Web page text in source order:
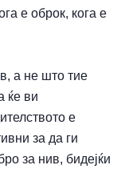
е оброк, кога е
а не што тие
ќе ви
е
за да ги
за нив, бидејќи